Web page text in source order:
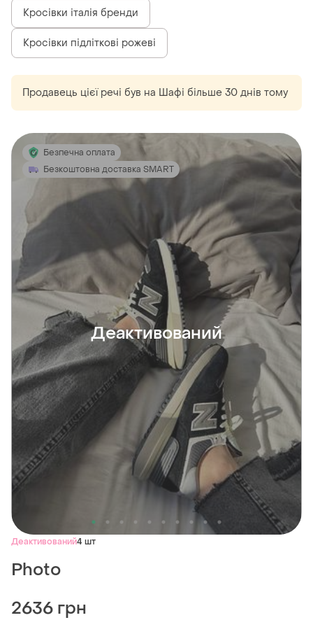
Кросівки італія бренди
Кросівки підліткові рожеві
Продавець цієї речі був на Шафі більше 30 днів тому
Безпечна оплата
Безкоштовна доставка SMART
Деактивований
Деактивований4 шт
Photo
2636 грн